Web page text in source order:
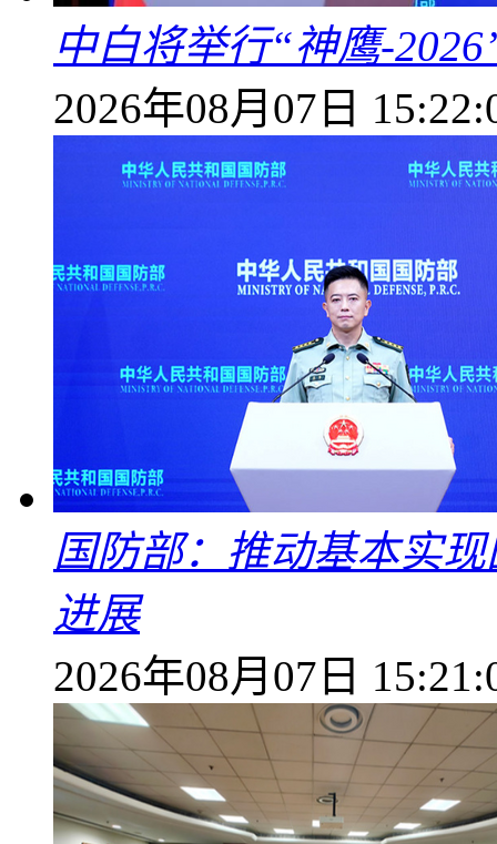
中白将举行“神鹰-
2026年08月07日
国防部：推动基本实
进展
2026年08月07日